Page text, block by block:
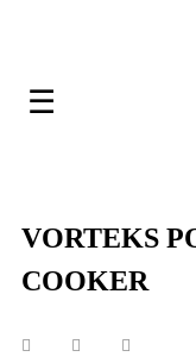
Navegación
☰
VORTEKS
COOKER